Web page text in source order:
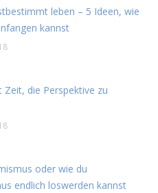
leben – 5 Ideen, wie
kannst
Zeit, die Perspektive zu
oder wie du
endlich loswerden kannst